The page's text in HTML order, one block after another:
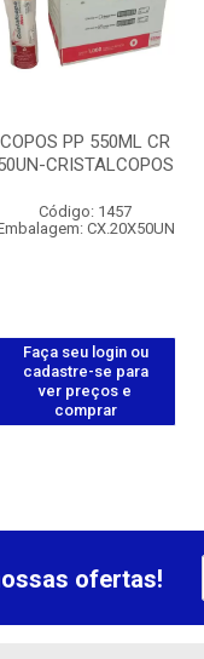
COPOS PP 550ML CR
CRISTALCOPOS
Código: 1457
CX.20X50UN
Faça seu login ou
cadastre-se para
ver preços e
comprar
ofertas!